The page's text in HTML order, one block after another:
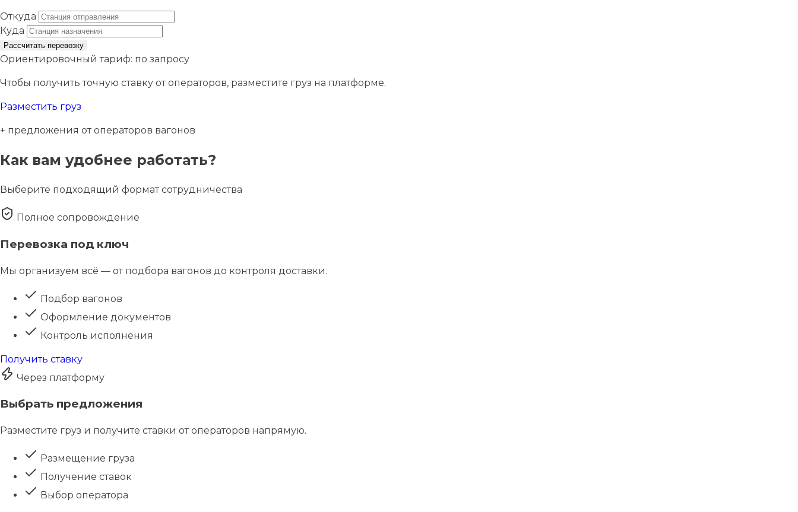
Откуда
Куда
Рассчитать перевозку
Ориентировочный тариф: по запросу
Чтобы получить точную ставку от операторов, разместите груз на платформе.
Разместить груз
+ предложения от операторов вагонов
Как вам удобнее работать?
Выберите подходящий формат сотрудничества
Полное сопровождение
Перевозка под ключ
Мы организуем всё — от подбора вагонов до контроля доставки.
Подбор вагонов
Оформление документов
Контроль исполнения
Получить ставку
Через платформу
Выбрать предложения
Разместите груз и получите ставки от операторов напрямую.
Размещение груза
Получение ставок
Выбор оператора